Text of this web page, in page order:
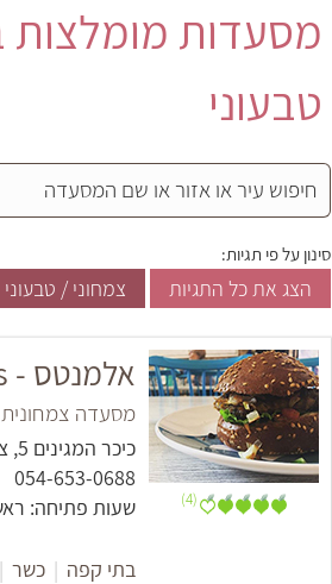
מסעדות מומלצות
טבעוני
סינון על פי תגיות:
הצג את כל התגיות צמחוני / טבעוני
(4)
אלמנטס - Elements
מסעדה
כיכר המגינים 5, צפת
054-653-0688
שעות פתיחה: ראשון-חמישי 10:30-
בתי קפה | כשר |